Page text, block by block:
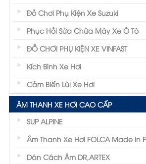
Đồ Chơi Phụ Kiện Xe Suzuki
Phục Hồi Sửa Chửa Máy Xe Ô Tô
ĐỒ CHƠI PHỤ KIỆN XE VINFAST
Kích Bình Xe Hơi
Cảm Biến Lùi Xe Hơi
ÂM THANH XE HƠI CAO CẤP
SUP ALPINE
Âm Thanh Xe Hơi FOLCA Made In
Dán Cách Âm DR,ARTEX